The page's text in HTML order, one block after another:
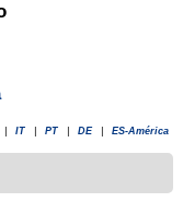
IT PT DE ES-América